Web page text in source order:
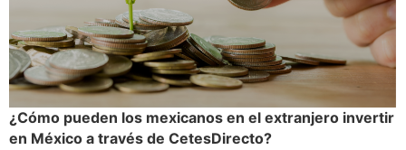
¿Cómo pueden los mexicanos en el extranjero invertir
en México a través de CetesDirecto?